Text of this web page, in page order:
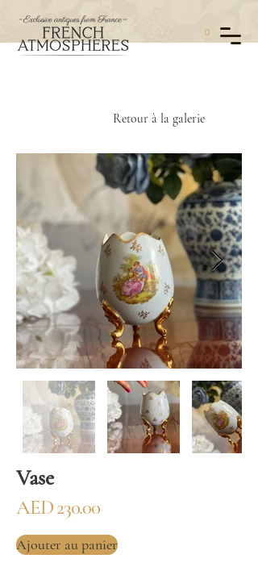
0
Retour à la galerie
Vase
AED 230.00
Ajouter au panier